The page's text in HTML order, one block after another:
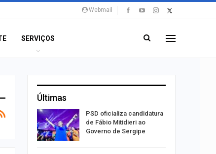
Webmail
SERVIÇOS
Últimas
e
PSD oficializa candidatura
de Fábio Mitidieri ao
Governo de Sergipe